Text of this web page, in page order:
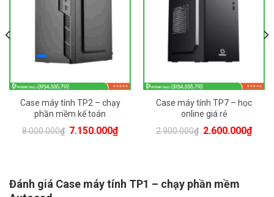
Case máy tính TP2 – chạy
phần mềm kế toán
8.000.000₫ Original
7.150.000₫Current
8000000đ
Case máy tính TP7 – học
online giá rẻ
2.900.000₫ Original
2.600.000₫
2900000đ
Bảo hành: 12 tháng
Đánh giá Case máy tính TP1 – chạy phần mềm